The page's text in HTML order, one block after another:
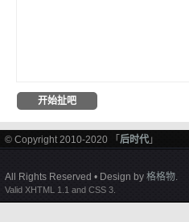
© Copyright 2010-2020 「 后时代 」
All Rights Reserved • Design by 格格物.
Valid XHTML 1.1 and CSS 3.